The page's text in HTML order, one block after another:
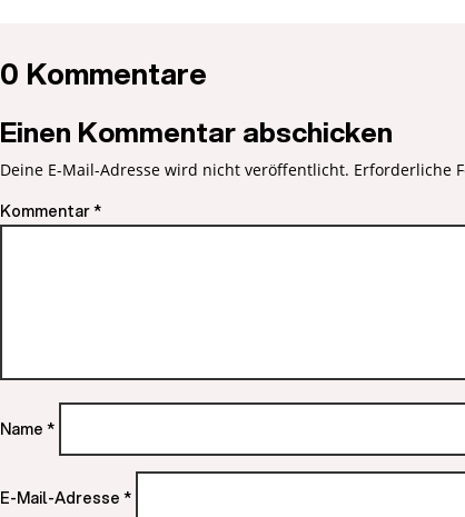
0 Kommentare
Einen Kommentar abschicken
Deine E-Mail-Adresse wird nicht veröffentlicht. Erforderliche
Kommentar*
Name*
E-Mail-Adresse*